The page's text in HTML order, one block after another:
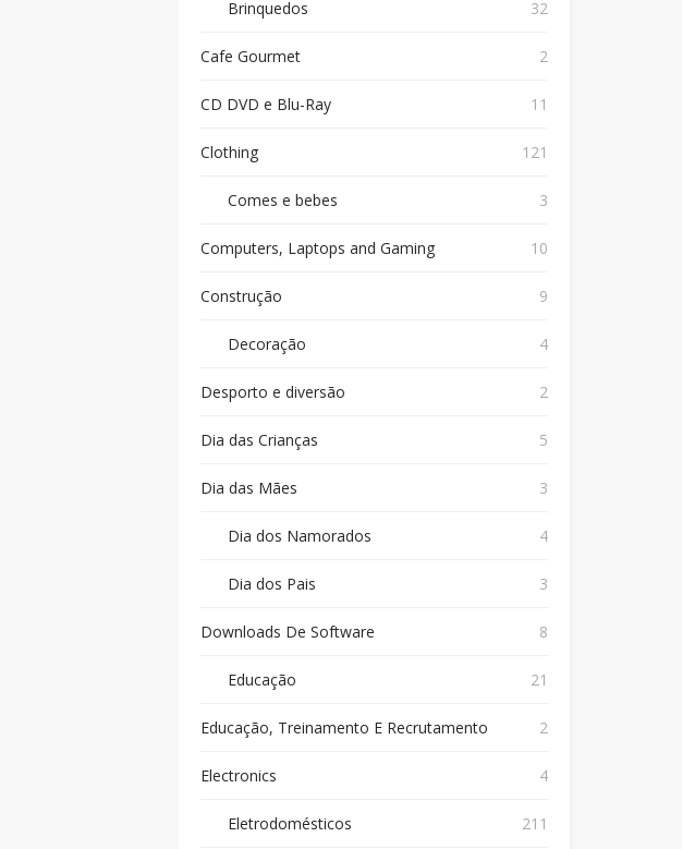
Brinquedos 32
Cafe Gourmet 2
CD DVD e Blu-Ray 11
Clothing 121
Comes e bebes 3
Computers, Laptops and Gaming 10
Construção 9
Decoração 4
Desporto e diversão 2
Dia das Crianças 5
Dia das Mães 3
Dia dos Namorados 4
Dia dos Pais 3
Downloads De Software 8
Educação 21
Educação, Treinamento E Recrutamento 2
Electronics 4
Eletrodomésticos 211